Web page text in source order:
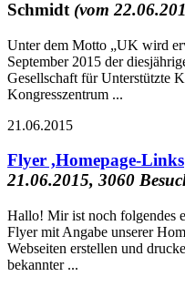
Schmidt (vom
Unter dem Motto „UK wird
September 2015 der
Gesellschaft für Unterstützte
Kongresszentrum ...
21.06.2015
Flyer ,Homepage-Links
21.06.2015, 3060
Hallo! Mir ist noch folgendes
Flyer mit Angabe unserer
Webseiten erstellen und
bekannter ...